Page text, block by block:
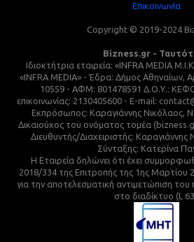
Επικοινωνία
Copyright © 2019-2024
Bizness.gr -
Ιδιοκτήτρια εταιρεία: «INFRA MEDIA
«INFRA MEDIA» - Έδρα: Δήμος Αθηναίων,
10559 - ΑΦΜ: 801478591 Δ.Ο.Υ.:
επικοινωνίας: 2130405600 - E-mail:
Εκπρόσωπος: Καραγιάννης Νικόλαος,
Δικαιούχος του ονόματος τομέα
Διευθυντής/Διαχειριστής: Καραγιάννης
Σύνταξης: Κατερίνα
Η Εταιρεία δηλώνει ότι έχει
2018/334 της Επιτροπής της 1ης Μαρτίου
για την αποτελεσματική αντιμετώπιση
στο διαδίκτυο (L